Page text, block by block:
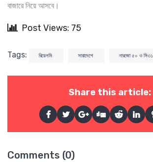
বাজারে নিয়ে আসবে।
Post Views: 75
Tags: রিয়েলমি সারাদেশে নারজো ৫০ ও সি৩১
Share this article:
Comments (0)